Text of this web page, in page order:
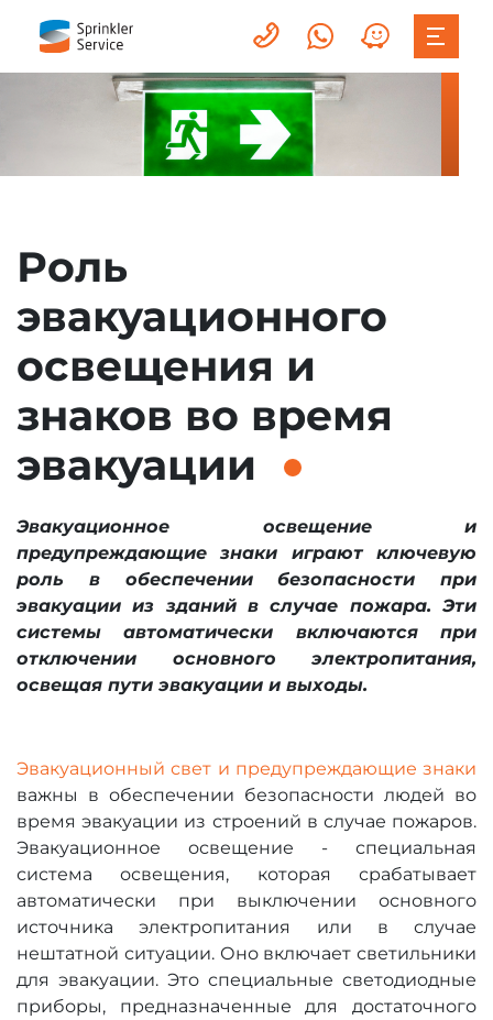
Роль
эвакуационного
освещения и
знаков во время
эвакуации
Эвакуационное освещение и
предупреждающие знаки играют ключевую
роль в обеспечении безопасности при
эвакуации из зданий в случае пожара. Эти
системы автоматически включаются при
отключении основного электропитания,
освещая пути эвакуации и выходы.
Эвакуационный свет и предупреждающие знаки
важны в обеспечении безопасности людей во
время эвакуации из строений в случае пожаров.
Эвакуационное освещение - специальная
система освещения, которая срабатывает
автоматически при выключении основного
источника электропитания или в случае
нештатной ситуации. Оно включает светильники
для эвакуации. Это специальные светодиодные
приборы, предназначенные для достаточного